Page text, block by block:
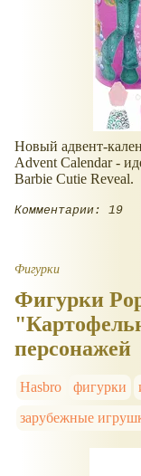
Новый адвент-
Advent Calendar -
Barbie Cutie Reveal.
Комментарии: 19
Фигурки
Фигурки
персонажей
Hasbro фигурки
зарубежные